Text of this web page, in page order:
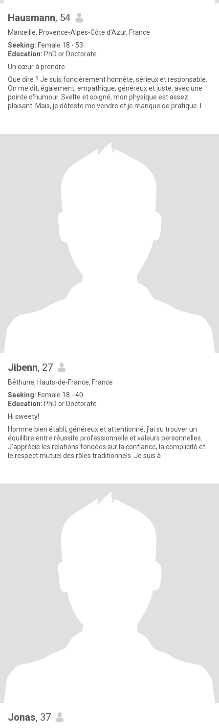
Hausmann, 54
Marseille, Provence-Alpes-Côte d'Azur, France
Seeking: Female 18 - 53
Education: PhD or Doctorate
Un cœur à prendre
Que dire ? Je suis foncièrement honnête, sérieux et responsable.
On me dit, également, empathique, généreux et juste, avec une
pointe d'humour. Svelte et soigné, mon physique est assez
plaisant. Mais, je déteste me vendre et je manque de pratique. I
Jibenn, 27
Béthune, Hauts-de-France, France
Seeking: Female 18 - 40
Education: PhD or Doctorate
Hi sweety!
Homme bien établi, généreux et attentionné, j’ai su trouver un
équilibre entre réussite professionnelle et valeurs personnelles.
J’apprécie les relations fondées sur la confiance, la complicité et
le respect mutuel des rôles traditionnels. Je suis à
Jonas, 37